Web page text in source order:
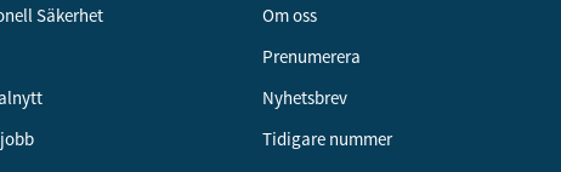
Säkerhet
Om oss
Prenumerera
Nyhetsbrev
Tidigare nummer